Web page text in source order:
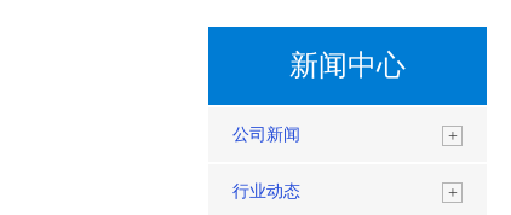
新闻中心
公司新闻 +
行业动态 +